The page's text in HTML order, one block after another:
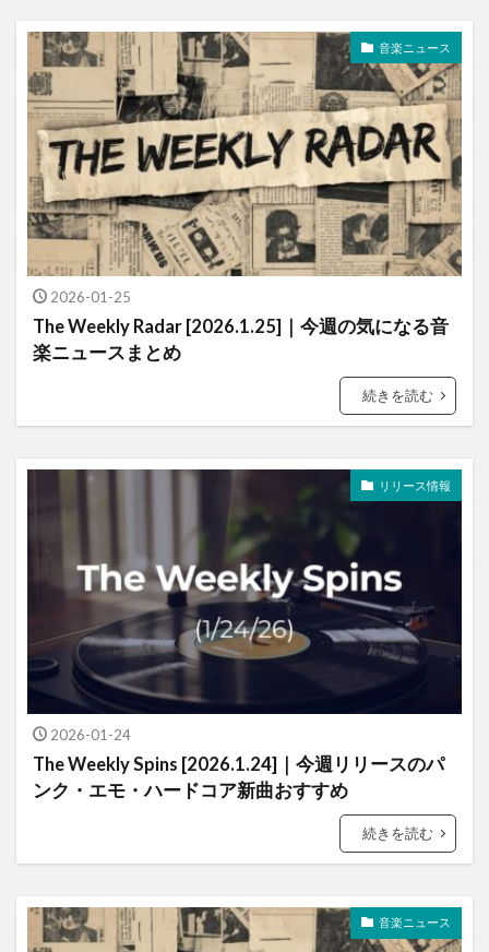
音楽ニュース
2026-01-25
The Weekly Radar [2026.1.25]｜今週の気になる音
楽ニュースまとめ
続きを読む
リリース情報
2026-01-24
The Weekly Spins [2026.1.24]｜今週リリースのパ
ンク・エモ・ハードコア新曲おすすめ
続きを読む
音楽ニュース